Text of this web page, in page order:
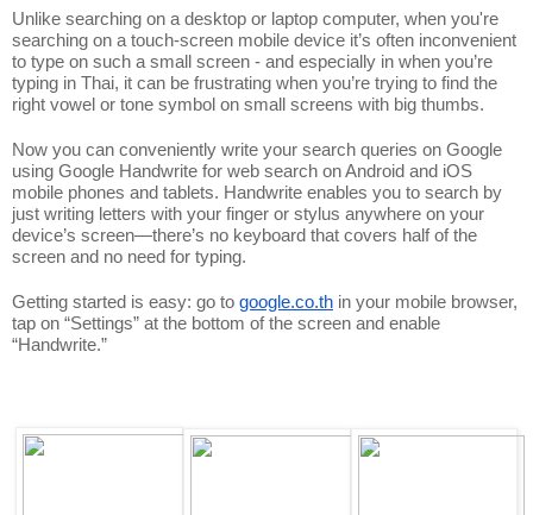
Unlike searching on a desktop or laptop computer, when you're
searching on a touch-screen mobile device it’s often inconvenient
to type on such a small screen - and especially in when you’re
typing in Thai, it can be frustrating when you’re trying to find the
right vowel or tone symbol on small screens with big thumbs.
Now you can conveniently write your search queries on Google
using Google Handwrite for web search on Android and iOS
mobile phones and tablets. Handwrite enables you to search by
just writing letters with your finger or stylus anywhere on your
device’s screen—there’s no keyboard that covers half of the
screen and no need for typing.
Getting started is easy: go to google.co.th in your mobile browser,
tap on “Settings” at the bottom of the screen and enable
“Handwrite.”